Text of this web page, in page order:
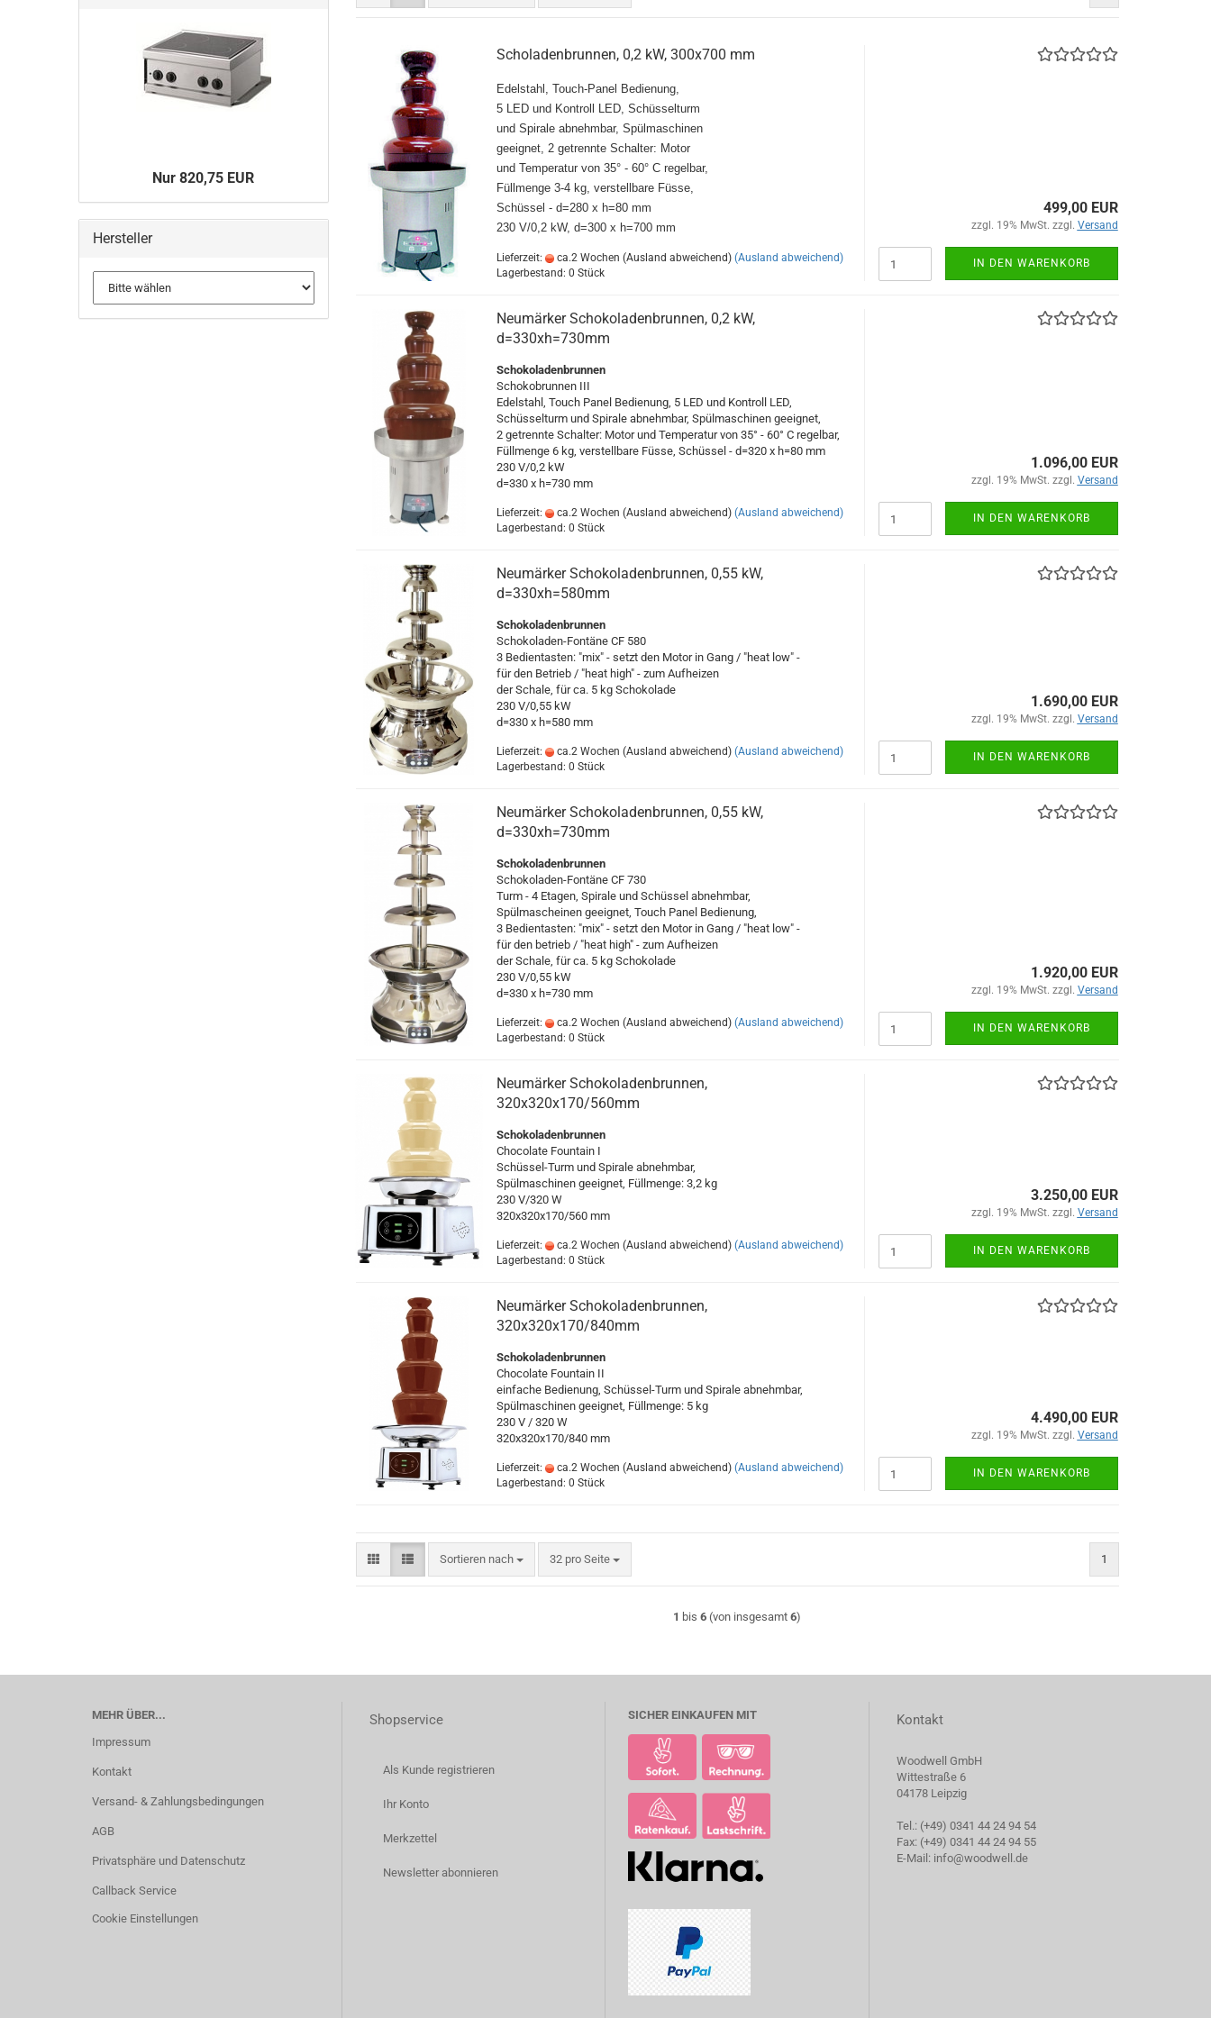
Scholadenbrunnen, 0,2 kW, 300x700 mm
Edelstahl, Touch-Panel Bedienung,
5 LED und Kontroll LED, Schüsselturm
und Spirale abnehmbar, Spülmaschinen
geeignet, 2 getrennte Schalter: Motor
und Temperatur von 35° - 60° C regelbar,
Füllmenge 3-4 kg, verstellbare Füsse,
Schüssel - d=280 x h=80 mm
230 V/0,2 kW, d=300 x h=700 mm
Lieferzeit: ca.2 Wochen (Ausland abweichend) (Ausland abweichend)
Lagerbestand: 0 Stück
499,00 EUR
zzgl. 19% MwSt. zzgl. Versand
IN DEN WARENKORB
Neumärker Schokoladenbrunnen, 0,2 kW,
d=330xh=730mm
Schokoladenbrunnen
Schokobrunnen III
Edelstahl, Touch Panel Bedienung, 5 LED und Kontroll LED,
Schüsselturm und Spirale abnehmbar, Spülmaschinen geeignet,
2 getrennte Schalter: Motor und Temperatur von 35° - 60° C regelbar,
Füllmenge 6 kg, verstellbare Füsse, Schüssel - d=320 x h=80 mm
230 V/0,2 kW
d=330 x h=730 mm
Lieferzeit: ca.2 Wochen (Ausland abweichend) (Ausland abweichend)
Lagerbestand: 0 Stück
1.096,00 EUR
zzgl. 19% MwSt. zzgl. Versand
IN DEN WARENKORB
Neumärker Schokoladenbrunnen, 0,55 kW,
d=330xh=580mm
Schokoladenbrunnen
Schokoladen-Fontäne CF 580
3 Bedientasten: "mix" - setzt den Motor in Gang / "heat low" -
für den Betrieb / "heat high" - zum Aufheizen
der Schale, für ca. 5 kg Schokolade
230 V/0,55 kW
d=330 x h=580 mm
Lieferzeit: ca.2 Wochen (Ausland abweichend) (Ausland abweichend)
Lagerbestand: 0 Stück
1.690,00 EUR
zzgl. 19% MwSt. zzgl. Versand
IN DEN WARENKORB
Neumärker Schokoladenbrunnen, 0,55 kW,
d=330xh=730mm
Schokoladenbrunnen
Schokoladen-Fontäne CF 730
Turm - 4 Etagen, Spirale und Schüssel abnehmbar,
Spülmascheinen geeignet, Touch Panel Bedienung,
3 Bedientasten: "mix" - setzt den Motor in Gang / "heat low" -
für den betrieb / "heat high" - zum Aufheizen
der Schale, für ca. 5 kg Schokolade
230 V/0,55 kW
d=330 x h=730 mm
Lieferzeit: ca.2 Wochen (Ausland abweichend) (Ausland abweichend)
Lagerbestand: 0 Stück
1.920,00 EUR
zzgl. 19% MwSt. zzgl. Versand
IN DEN WARENKORB
Neumärker Schokoladenbrunnen,
320x320x170/560mm
Schokoladenbrunnen
Chocolate Fountain I
Schüssel-Turm und Spirale abnehmbar,
Spülmaschinen geeignet, Füllmenge: 3,2 kg
230 V/320 W
320x320x170/560 mm
Lieferzeit: ca.2 Wochen (Ausland abweichend) (Ausland abweichend)
Lagerbestand: 0 Stück
3.250,00 EUR
zzgl. 19% MwSt. zzgl. Versand
IN DEN WARENKORB
Neumärker Schokoladenbrunnen,
320x320x170/840mm
Schokoladenbrunnen
Chocolate Fountain II
einfache Bedienung, Schüssel-Turm und Spirale abnehmbar,
Spülmaschinen geeignet, Füllmenge: 5 kg
230 V / 320 W
320x320x170/840 mm
Lieferzeit: ca.2 Wochen (Ausland abweichend) (Ausland abweichend)
Lagerbestand: 0 Stück
4.490,00 EUR
zzgl. 19% MwSt. zzgl. Versand
IN DEN WARENKORB
Sortieren nach
Sortieren nach 32 pro Seite
pro Seite 1
1 bis6 (von insgesamt6)
Nur 820,75 EUR
Hersteller
MEHR ÜBER...
Impressum
Kontakt
Versand- & Zahlungsbedingungen
AGB
Privatsphäre und Datenschutz
Callback Service
Cookie Einstellungen
Shopservice
Als Kunde registrieren
Ihr Konto
Merkzettel
Newsletter abonnieren
SICHER EINKAUFEN MIT Kontakt
Woodwell GmbH
Wittestraße 6
04178 Leipzig
Tel.: (+49) 0341 44 24 94 54
Fax: (+49) 0341 44 24 94 55
E-Mail: info@woodwell.de